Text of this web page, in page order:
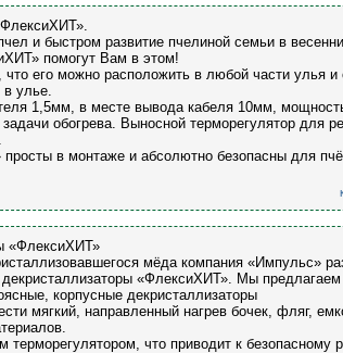
и быстром развитие пчелиной семьи в
помогут Вам в этом!
его можно расположить в любой части улья и
в улье.
1,5мм, в месте вывода кабеля 10мм,
обогрева. Выносной терморегулятор для
в монтаже и абсолютно безопасны для
«ФлексиХИТ»
мёда компания «Импульс»
декристаллизаторы «ФлексиХИТ». Мы
корпусные декристаллизаторы
мягкий, направленный нагрев бочек, фляг,
что приводит к безопасному